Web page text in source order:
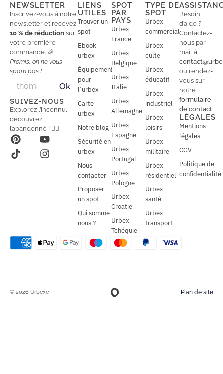
NEWSLETTER
Inscrivez-vous à notre
newsletter et recevez
10 % de réduction sur
votre première
commande. 🎉
Promis, on ne vous
spam pas !
a
i
l
a
i
l
*
Ok
SUIVEZ-NOUS
Explorez l’inconnu,
découvrez
l’abandonné ! 🕵️‍♂️
LIENS
UTILES
Trouver un
spot
Ebook
urbex
Équipement
pour
l’urbex
Carte
urbex
Notre blog
Sécurité en
urbex
Nous
contacter
Proposer
un spot
Qui somme
nous ?
SPOT
PAR
PAYS
Urbex
France
Urbex
Belgique
Urbex
Italie
Urbex
Allemagne
Urbex
Espagne
Urbex
Portugal
Urbex
Pologne
Urbex
Croatie
Urbex
Tchéquie
TYPE DE
SPOT
Urbex
commercial
Urbex
culte
Urbex
éducatif
Urbex
industriel
Urbex
loisirs
Urbex
militaire
Urbex
résidentiel
Urbex
santé
Urbex
transport
Besoin
d’aide ?
Contactez-
nous par
mail à
ou rendez-
vous sur
notre
formulaire
de contact.
LÉGALES
Mentions
légales
CGV
Politique de
confidentialité
© 2026 Urbexe Plan de site